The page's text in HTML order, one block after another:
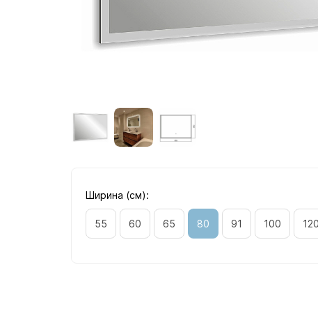
Ширина (см):
55 60 65 80 91 100 120